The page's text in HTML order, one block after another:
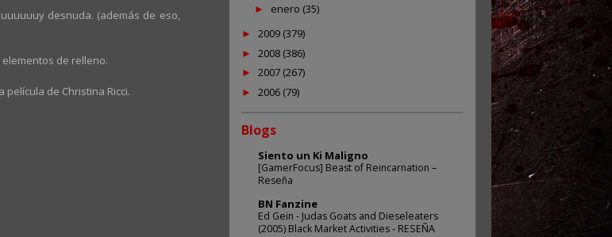
desnuda. (además de eso,
de relleno.
de Christina Ricci.
► enero (35)
► 2009 (379)
► 2008 (386)
► 2007 (267)
► 2006 (79)
Blogs
Siento un Ki Maligno
[GamerFocus] Beast of Reincarnation –
Reseña
BN Fanzine
Ed Gein - Judas Goats and Dieseleaters
(2005) Black Market Activities - RESEÑA